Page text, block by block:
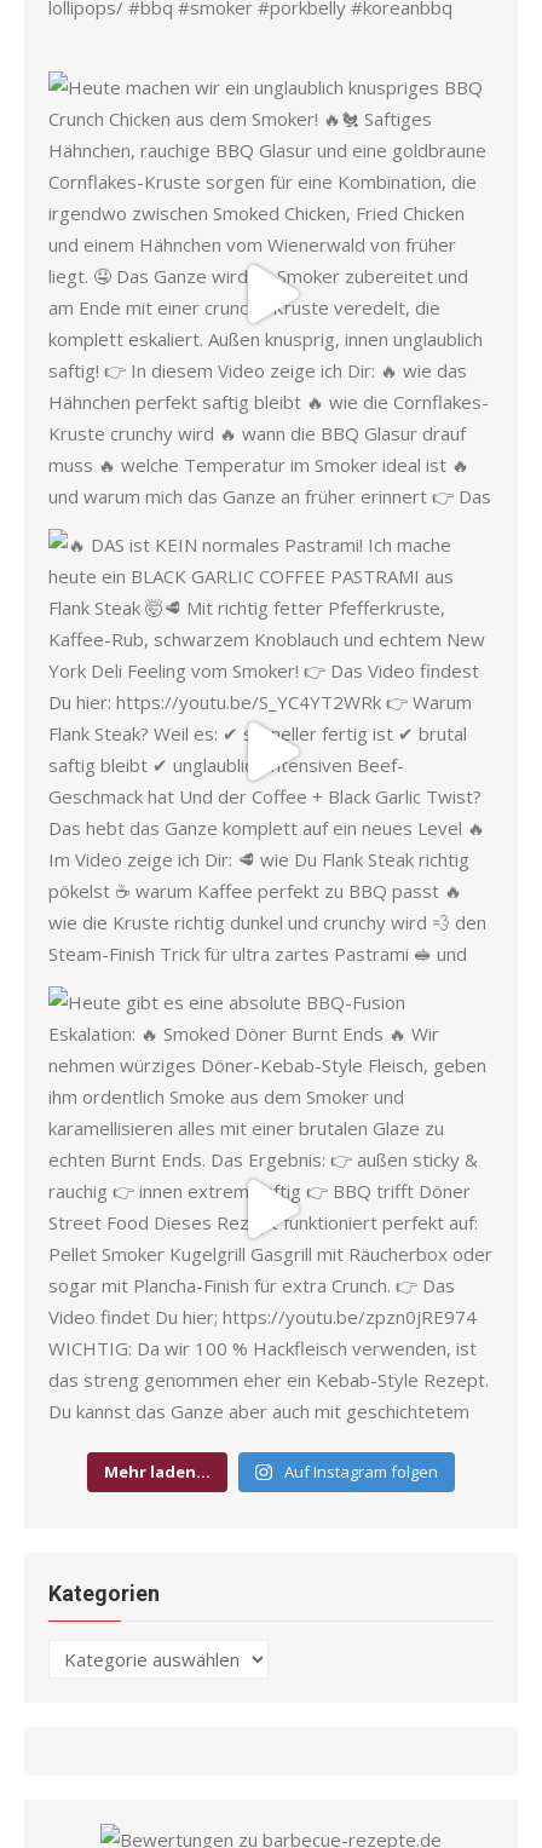
Mehr laden… Auf Instagram folgen
Kategorien
Kategorien